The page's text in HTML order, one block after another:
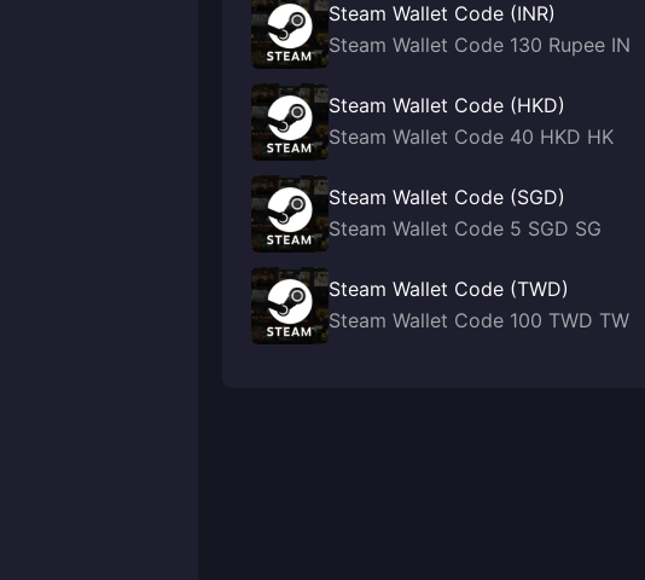
Steam Wallet Code (INR)
Steam Wallet Code 130 Rupee IN
Steam Wallet Code (HKD)
Steam Wallet Code 40 HKD HK
Steam Wallet Code (SGD)
Steam Wallet Code 5 SGD SG
Steam Wallet Code (TWD)
Steam Wallet Code 100 TWD TW